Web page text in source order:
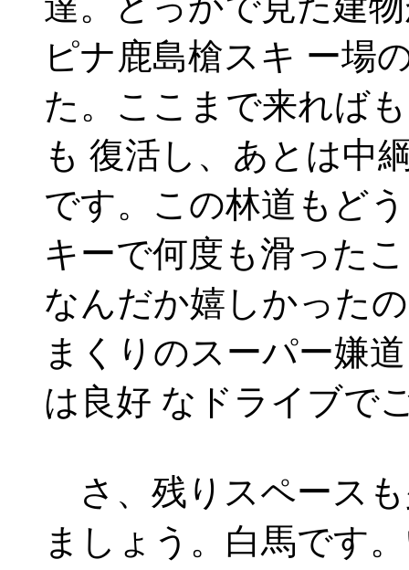
ピナ鹿島槍スキ ー場
た。ここまで来れば
も 復活し、あとは中
です。この林道もど
キーで何度も滑った
なんだか嬉しかった
まくりのスーパー嫌
は良好 なドライブで
さ、残りスペース
ましょう。白馬です